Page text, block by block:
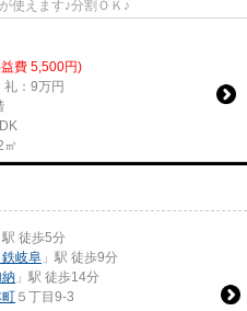
使えます♪分割ＯＫ♪
費 5,500円)
礼：9万円
㎡
駅 徒歩5分
岐阜 」駅 徒歩9分
」駅 徒歩14分
５丁目9-3